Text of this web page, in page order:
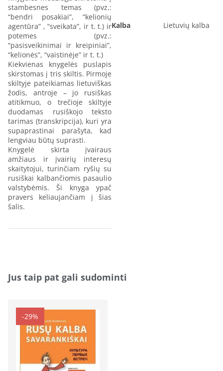
stambesnes temas (pvz.:
“bendri posakiai”, “kelionių
agentūra” , “sveikata”, ir t. t.) ir
potemes (pvz.:
“pasisveikinimai ir kreipiniai”,
“kelionės”, “vaistinėje” ir t. t.)
Kiekvienas knygelės puslapis
skirstomas į tris skiltis. Pirmoje
skiltyje pateikiamas lietuviškas
žodis, antroje – jo rusiškas
atitikmuo, o trečioje skiltyje
duodamas rusiškojo teksto
tarimas (transkripcija), kuri yra
supaprastinai parašyta, kad
lengviau būtų suprasti.
Knygelė skirta įvairaus
amžiaus ir įvairių interesų
skaitytojui, turinčiam ryšių su
rusiškai kalbančiomis pasaulio
valstybėmis. Ši knyga ypač
pravers keliaujančiam į šias
šalis.
Kalba Lietuvių kalba
Jus taip pat gali sudominti
-29%